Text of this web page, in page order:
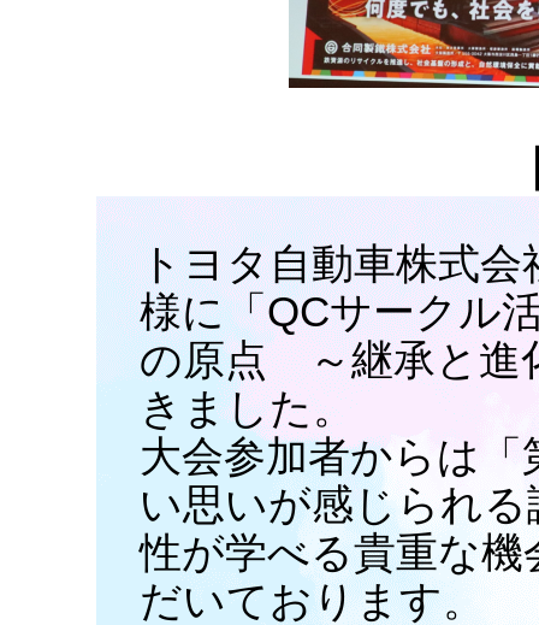
トヨタ自動車株式
様に「QCサークル
の原点 ～継承と進
きました。
大会参加者からは
い思いが感じられ
性が学べる貴重な
だいております。